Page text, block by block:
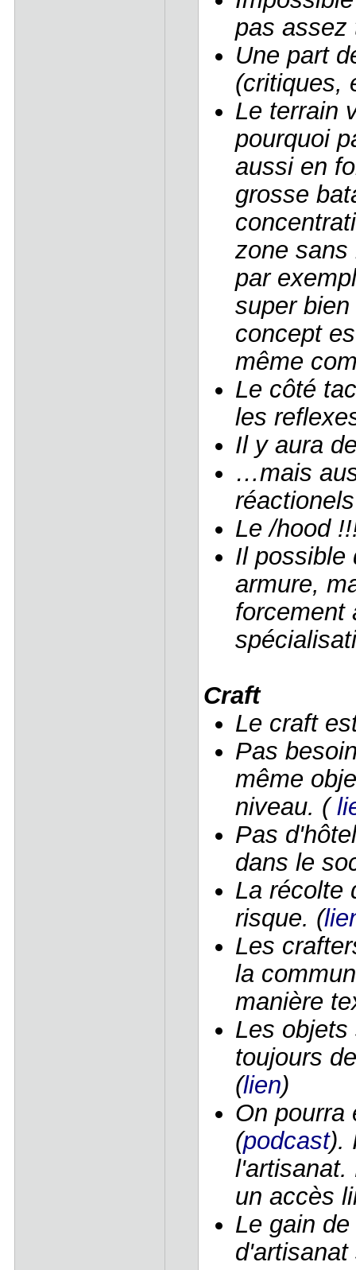
pas assez
Une part
(critiques,
Le terrain
pourquoi
aussi en
grosse
zone sans
par
super
concept
même
Le côté
les
Il y aura
…mais
Le /hood
Il possible
armure,
forcement
Craft
Le craft
Pas
même
niveau. (
Pas
dans le
La récolte
risque. (
Les
la
manière
Les objets
toujours
(lien)
On pourra
(podcast).
l'artisanat.
un accès
Le gain